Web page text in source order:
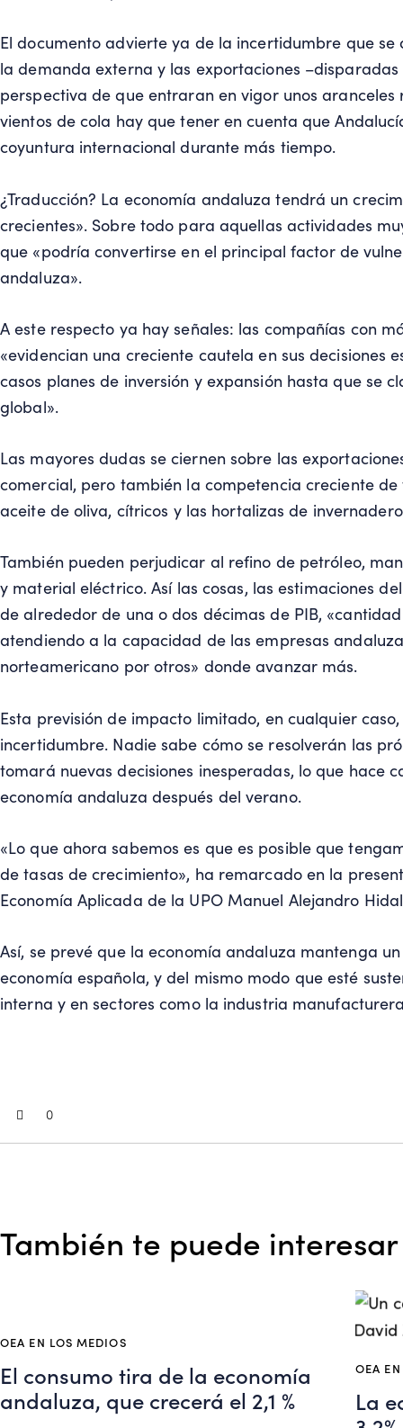
El documento advierte ya de la incertidumbre que
la demanda externa y las exportaciones
perspectiva de que entraran en vigor unos
vientos de cola hay que tener en cuenta que
coyuntura internacional durante más tiempo.
¿Traducción? La economía andaluza tendrá un
crecientes». Sobre todo para aquellas actividades
que «podría convertirse en el principal factor de
andaluza».
A este respecto ya hay señales: las compañías con
«evidencian una creciente cautela en sus decisiones
casos planes de inversión y expansión hasta que se
global».
Las mayores dudas se ciernen sobre las
comercial, pero también la competencia creciente
aceite de oliva, cítricos y las hortalizas de
También pueden perjudicar al refino de petróleo,
y material eléctrico. Así las cosas, las estimaciones
de alrededor de una o dos décimas de PIB,
atendiendo a la capacidad de las empresas
norteamericano por otros» donde avanzar más.
Esta previsión de impacto limitado, en cualquier
incertidumbre. Nadie sabe cómo se resolverán las
tomará nuevas decisiones inesperadas, lo que hace
economía andaluza después del verano.
«Lo que ahora sabemos es que es posible que
de tasas de crecimiento», ha remarcado en la
Economía Aplicada de la UPO Manuel Alejandro
Así, se prevé que la economía andaluza mantenga
economía española, y del mismo modo que esté
interna y en sectores como la industria
0
También te puede interesar
OEA EN LOS MEDIOS
El consumo tira de la economía
andaluza, que crecerá el 2,1 %
OEA
La